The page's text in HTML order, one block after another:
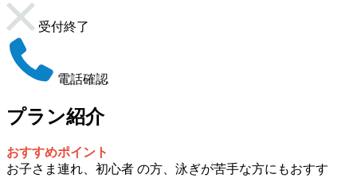
受付終了
電話確認
プラン紹介
おすすめポイント
お子さま連れ、初心者 の方、泳ぎが苦手な方にもおすす